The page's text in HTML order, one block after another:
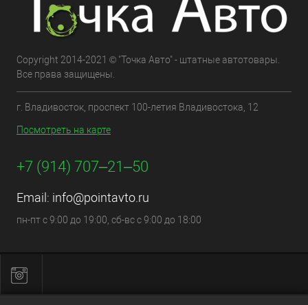
Copyright 2014-2021 © "Точка Авто" - штатные автотовары.
Все права защищены.
г. Владивосток, проспект 100-летия Владивостока, 12
Посмотреть на карте
+7 (914) 707‒21‒50
Email: info@pointavto.ru
пн-пт с 9:00 до 19:00, сб-вс с 9:00 до 18:00